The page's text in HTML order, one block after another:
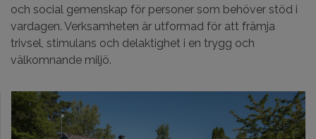
och social gemenskap för personer som behöver stöd i
vardagen. Verksamheten är utformad för att främja
trivsel, stimulans och delaktighet i en trygg och
välkomnande miljö.